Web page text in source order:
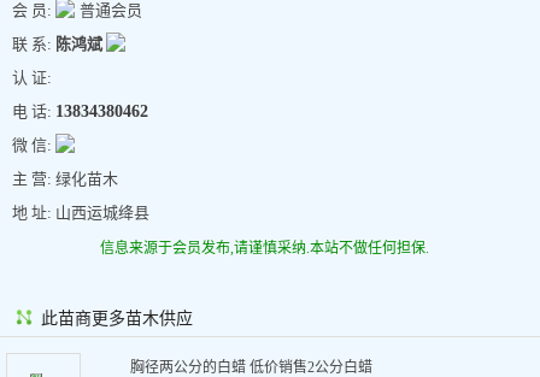
会 员:
普通会员
联 系: 陈鸿斌
认 证:
电 话: 13834380462
微 信:
主 营: 绿化苗木
地 址: 山西运城绛县
信息来源于会员发布,请谨慎采纳.本站不做任何担保.
此苗商更多苗木供应
胸径两公分的白蜡 低价销售2公分白蜡